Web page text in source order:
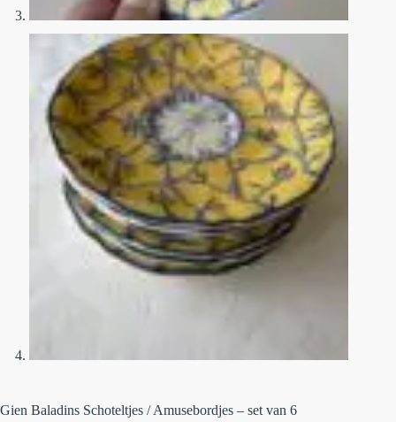
Gien Baladins Schoteltjes / Amusebordjes – set van 6